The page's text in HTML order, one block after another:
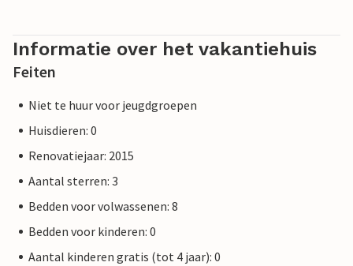
evenementen, waaronder het Ethnic Jazz Festival (begin
juli), het International Dance and Pantomime Theatre
Festival (eind juli) en half juni de verkiezing van de mooiste
geit van Istrië (geen grapje!).
Informatie over het vakantiehuis
Feiten
Niet te huur voor jeugdgroepen
Huisdieren: 0
Renovatiejaar: 2015
Aantal sterren: 3
Bedden voor volwassenen: 8
Bedden voor kinderen: 0
Aantal kinderen gratis (tot 4 jaar): 0